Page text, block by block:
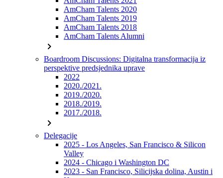
AmCham Talents 2020
AmCham Talents 2019
AmCham Talents 2018
AmCham Talents Alumni
chevron_right
Boardroom Discussions: Digitalna transformacija iz
perspektive predsjednika uprave
2022
2020./2021.
2019./2020.
2018./2019.
2017./2018.
chevron_right
Delegacije
2025 - Los Angeles, San Francisco & Silicon
Valley
2024 - Chicago i Washington DC
2023 - San Francisco, Silicijska dolina, Austin i